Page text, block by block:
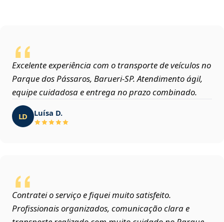
Excelente experiência com o transporte de veículos no
Parque dos Pássaros, Barueri‑SP. Atendimento ágil,
equipe cuidadosa e entrega no prazo combinado.
LD Luísa D.
Contratei o serviço e fiquei muito satisfeito.
Profissionais organizados, comunicação clara e